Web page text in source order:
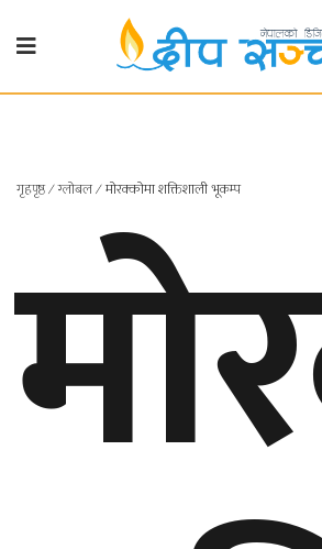
गृहपृष्ठ
प्रदेश
१
प्रदेश
२
गृहपृष्ठ∕ग्लोबल∕मोरक्कोमा शक्तिशाली भूकम्प